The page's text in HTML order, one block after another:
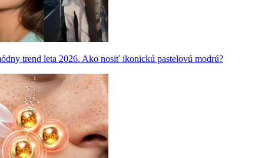
trend leta 2026. Ako nosiť ikonickú pastelovú modrú?